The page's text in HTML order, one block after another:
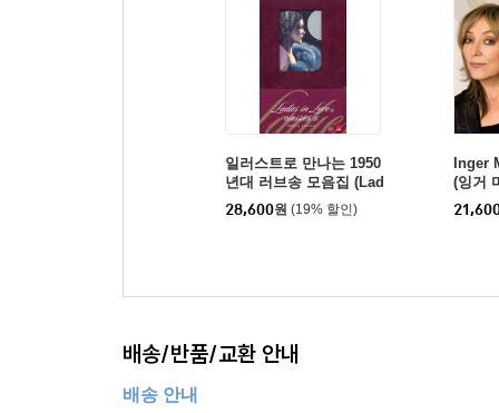
일러스트로 만나는 1950
년대 러브송 모음집 (Lad
ies in Love Classees X
Illustrated by Mirka Lu
28,600원 (19% 할인)
Inger
(잉거
y
배송/반품/교환 안내
배송 안내